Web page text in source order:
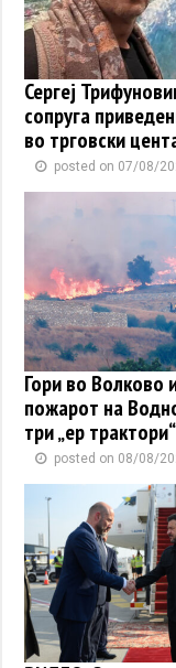
Сергеј
сопруга
во трговски
posted on 07/08/
Гори во Волково
пожарот на
три „ер трактори“
posted on 08/08/